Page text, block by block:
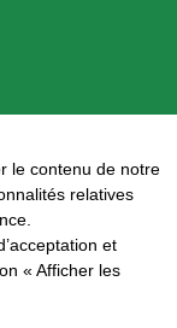
le contenu de notre
relatives
et
« Afficher les